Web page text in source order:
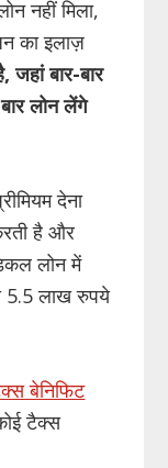
नहीं मिला,
का इलाज़
जहां बार-बार
लोन लेंगे
देना
है और
लोन में
5.5 लाख रुपये
बेनिफिट
टैक्स